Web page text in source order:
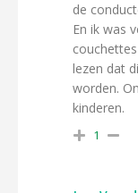
de
En ik was
lezen dat
worden.
kinderen.
1